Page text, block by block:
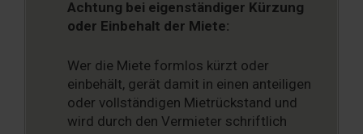
Achtung bei eigenständiger Kürzung
oder Einbehalt der Miete:
Wer die Miete formlos kürzt oder
einbehält, gerät damit in einen anteiligen
oder vollständigen Mietrückstand und
wird durch den Vermieter schriftlich